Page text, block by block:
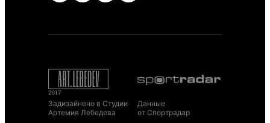
Задизайнено в Студии
Артемия Лебедева
Данные
от Спортрадар